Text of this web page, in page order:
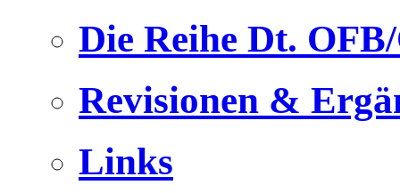
Die Reihe Dt.
Revisionen &
Links